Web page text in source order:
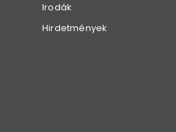
Irodák
Hirdetmények